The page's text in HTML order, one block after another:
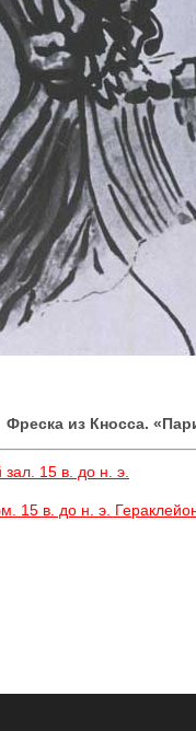
Фреска из Кносса.
15 в. до н. э.
15 в. до н. э.